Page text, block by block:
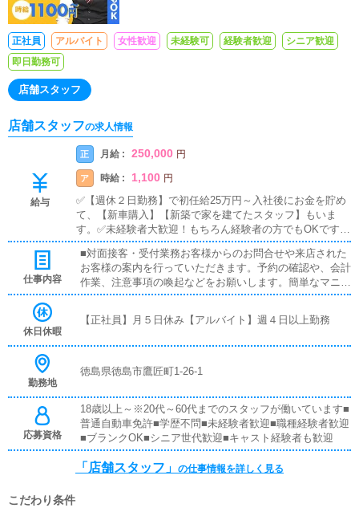
正社員 アルバイト 女性歓迎 未経験可 経験者歓迎
シニア歓迎
即日勤務可
店舗スタッフ
店舗スタッフの求人情報
給与
正 月給 : 250,000 円
ア 時給 : 1,100 円
✅【週休２日勤務】で初任給25万円～入社後にお金を貯め
て、【新車購入】【新築で家を建てたスタッフ】もいま
す。✅未経験者大歓迎！もちろん経験者の方でもOKです。
✅有給休暇制度あり！家庭がある方や、プライベート重視
の方も安心の就業制度です《店舗スタッフ》(未経験者様大
歓迎)[社]：月給25万円～(経験は考慮他未経験者は３ヶ月の
試用期間あり)[ア]：時給1,100円～（試用期間あり）■試用
仕事内容
■対面接客・受付業務お客様からのお問合せや来店された
お客様の案内を行っていただきます。予約の確認や、会計
作業、注意事項の喚起などをお願いします。簡単なマニュ
アルや、先輩スタッフに付いて業務内容を見ながら徐々に
す。■PC更新業務ヘブンネットなど、ポータルサイト等の
はボタンを押すだけや、ブログの更新時に簡単に文字が入
きます。■清掃・備品管理お客様やキャストの方に快適に
お過ごしいただくため、店内の清掃や備品の管理・補充を
行っていただきます。
休日休暇
【正社員】月５日休み【アルバイト】週４日以上勤務
勤務地
徳島県徳島市鷹匠町1-26-1
応募資格
18歳以上～※20代～60代までのスタッフが働いています■
普通自動車免許■学歴不問■未経験者歓迎■職種経験者歓迎
■ブランクOK■シニア世代歓迎■キャスト経験者も歓迎
「店舗スタッフ」 の仕事情報を詳しく見る
こだわり条件